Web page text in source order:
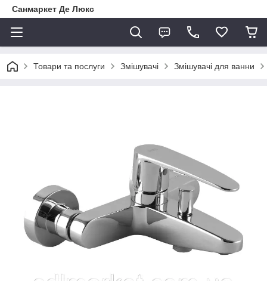
Санмаркет Де Люкс
Товари та послуги Змішувачі Змішувачі для ванни